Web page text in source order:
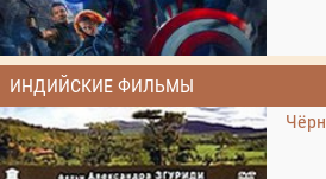
ИНДИЙСКИЕ ФИЛЬМЫ